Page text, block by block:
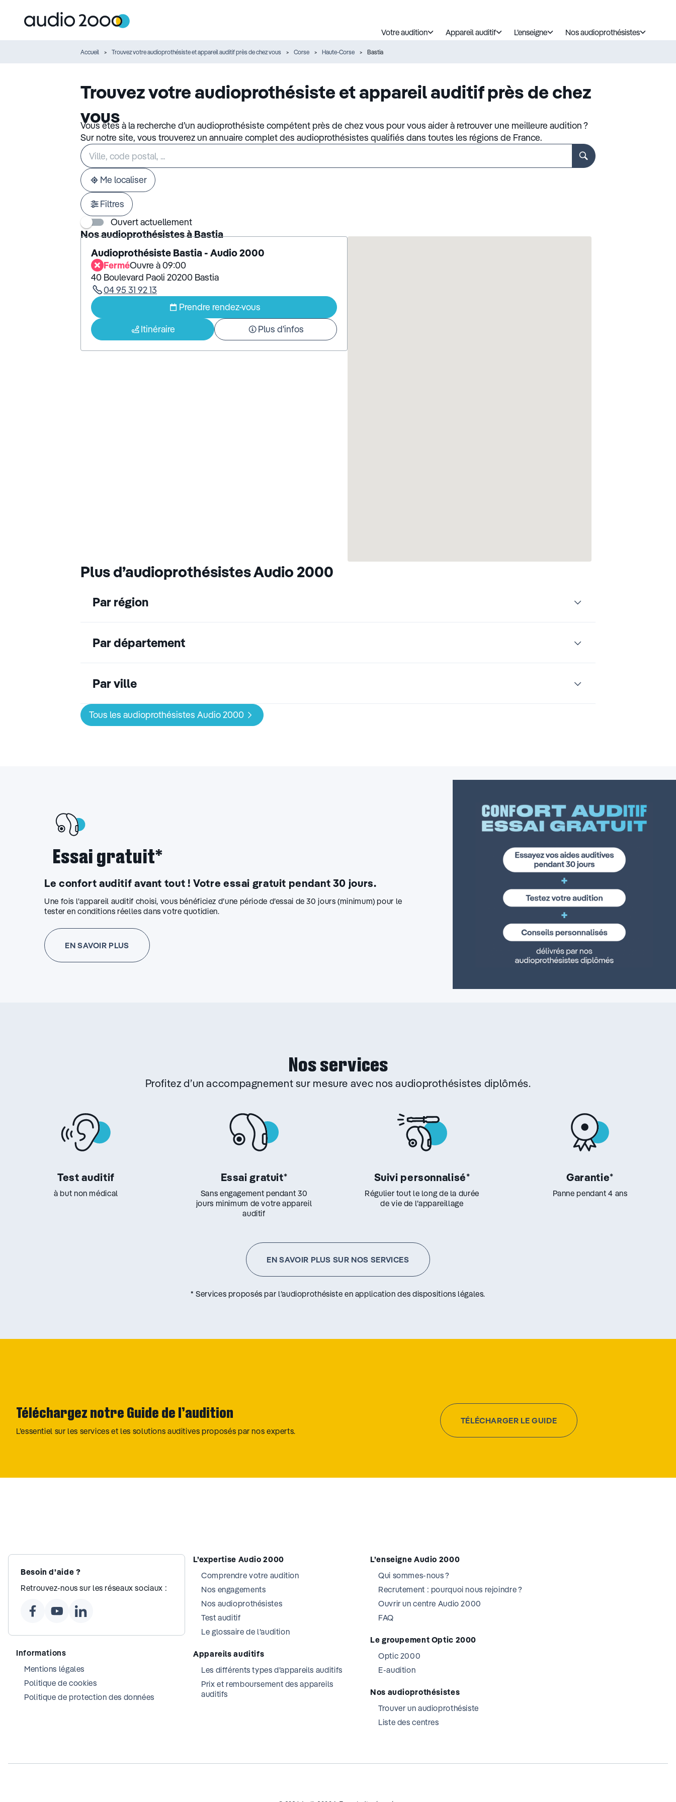
Votre audition Appareil auditif L’enseigne Nos audioprothésistes
Accueil Trouvez votre audioprothésiste et appareil auditif près de chez vous Corse Haute-Corse Bastia
Trouvez votre audioprothésiste et appareil auditif près de chez
vous
Vous êtes à la recherche d’un audioprothésiste compétent près de chez vous pour vous aider à retrouver une meilleure audition ?
Sur notre site, vous trouverez un annuaire complet des audioprothésistes qualifiés dans toutes les régions de France.
Veuillez
renseigner
une
adresse
Me localiser
Filtres
Ouvert actuellement
Nos audioprothésistes à Bastia
Audioprothésiste Bastia - Audio 2000
FerméOuvre à 09:00
40 Boulevard Paoli 20200 Bastia
04 95 31 92 13
Prendre rendez-vous
Itinéraire
Plus d'infos
Plus d’audioprothésistes Audio 2000
Par région
Par département
Par ville
Tous les audioprothésistes Audio 2000
Essai gratuit*
Le confort auditif avant tout ! Votre essai gratuit pendant 30 jours.
Une fois l’appareil auditif choisi, vous bénéficiez d’une période d’essai de 30 jours (minimum) pour le
tester en conditions réelles dans votre quotidien.
EN SAVOIR PLUS
Nos services
Profitez d’un accompagnement sur mesure avec nos audioprothésistes diplômés.
Test auditif
à but non médical
Essai gratuit*
Sans engagement pendant 30
jours minimum de votre appareil
auditif
Suivi personnalisé*
Régulier tout le long de la durée
de vie de l’appareillage
Garantie*
Panne pendant 4 ans
EN SAVOIR PLUS SUR NOS SERVICES
* Services proposés par l’audioprothésiste en application des dispositions légales.
Téléchargez notre Guide de l’audition
L’essentiel sur les services et les solutions auditives proposés par nos experts.
TÉLÉCHARGER LE GUIDE
Besoin d’aide ?
Retrouvez-nous sur les réseaux sociaux :
Informations
Mentions légales
Politique de cookies
Politique de protection des données
L’expertise Audio 2000
Comprendre votre audition
Nos engagements
Nos audioprothésistes
Test auditif
Le glossaire de l’audition
Appareils auditifs
Les différents types d’appareils auditifs
Prix et remboursement des appareils
auditifs
L’enseigne Audio 2000
Qui sommes-nous ?
Recrutement : pourquoi nous rejoindre ?
Ouvrir un centre Audio 2000
FAQ
Le groupement Optic 2000
Optic 2000
E-audition
Nos audioprothésistes
Trouver un audioprothésiste
Liste des centres